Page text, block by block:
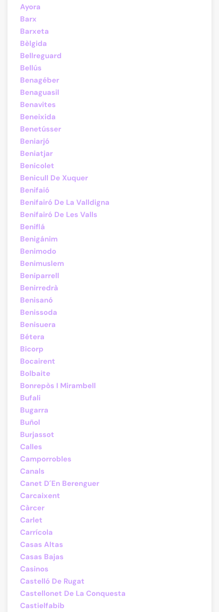
Ayora
Barx
Barxeta
Bèlgida
Bellreguard
Bellús
Benagéber
Benaguasil
Benavites
Beneixida
Benetússer
Beniarjó
Beniatjar
Benicolet
Benicull De Xuquer
Benifaió
Benifairó De La Valldigna
Benifairó De Les Valls
Beniflá
Benigánim
Benimodo
Benimuslem
Beniparrell
Benirredrà
Benisanó
Benissoda
Benisuera
Bétera
Bicorp
Bocairent
Bolbaite
Bonrepòs I Mirambell
Bufali
Bugarra
Buñol
Burjassot
Calles
Camporrobles
Canals
Canet D´En Berenguer
Carcaixent
Càrcer
Carlet
Carrícola
Casas Altas
Casas Bajas
Casinos
Castelló De Rugat
Castellonet De La Conquesta
Castielfabib